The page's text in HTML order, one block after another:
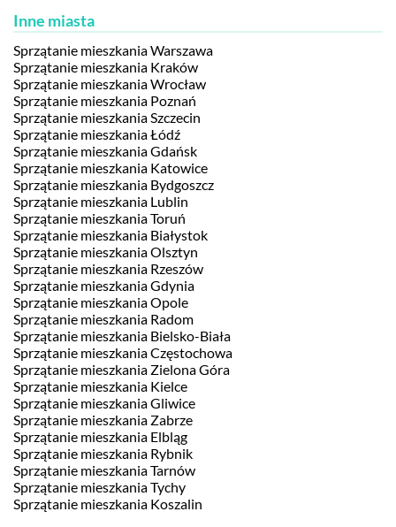
Inne miasta
Sprzątanie mieszkania Warszawa
Sprzątanie mieszkania Kraków
Sprzątanie mieszkania Wrocław
Sprzątanie mieszkania Poznań
Sprzątanie mieszkania Szczecin
Sprzątanie mieszkania Łódź
Sprzątanie mieszkania Gdańsk
Sprzątanie mieszkania Katowice
Sprzątanie mieszkania Bydgoszcz
Sprzątanie mieszkania Lublin
Sprzątanie mieszkania Toruń
Sprzątanie mieszkania Białystok
Sprzątanie mieszkania Olsztyn
Sprzątanie mieszkania Rzeszów
Sprzątanie mieszkania Gdynia
Sprzątanie mieszkania Opole
Sprzątanie mieszkania Radom
Sprzątanie mieszkania Bielsko-Biała
Sprzątanie mieszkania Częstochowa
Sprzątanie mieszkania Zielona Góra
Sprzątanie mieszkania Kielce
Sprzątanie mieszkania Gliwice
Sprzątanie mieszkania Zabrze
Sprzątanie mieszkania Elbląg
Sprzątanie mieszkania Rybnik
Sprzątanie mieszkania Tarnów
Sprzątanie mieszkania Tychy
Sprzątanie mieszkania Koszalin